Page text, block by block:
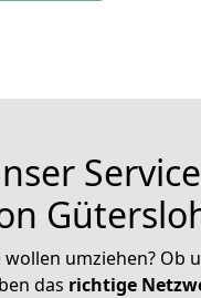
wollen umziehen? Ob
das richtige